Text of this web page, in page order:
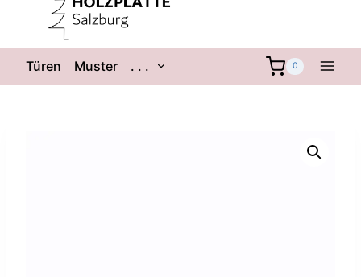
springen
Türen Muster . . . 0